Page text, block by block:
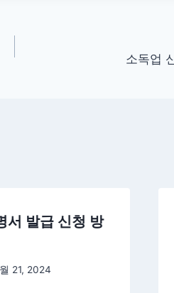
소독업
서 발급 신청 방
21, 2024